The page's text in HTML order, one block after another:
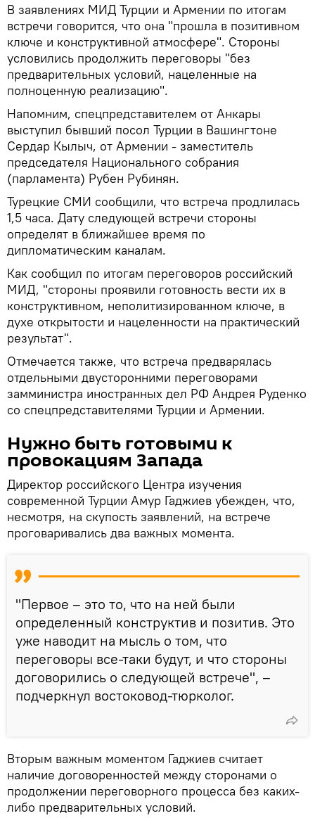
В заявлениях МИД Турции и Армении по итогам
встречи говорится, что она "прошла в позитивном
ключе и конструктивной атмосфере". Стороны
условились продолжить переговоры "без
предварительных условий, нацеленные на
полноценную реализацию".
Напомним, спецпредставителем от Анкары
выступил бывший посол Турции в Вашингтоне
Сердар Кылыч, от Армении - заместитель
председателя Национального собрания
(парламента) Рубен Рубинян.
Турецкие СМИ сообщили, что встреча продлилась
1,5 часа. Дату следующей встречи стороны
определят в ближайшее время по
дипломатическим каналам.
Как сообщил по итогам переговоров российский
МИД, "стороны проявили готовность вести их в
конструктивном, неполитизированном ключе, в
духе открытости и нацеленности на практический
результат".
Отмечается также, что встреча предварялась
отдельными двусторонними переговорами
замминистра иностранных дел РФ Андрея Руденко
со спецпредставителями Турции и Армении.
Нужно быть готовыми к
провокациям Запада
Директор российского Центра изучения
современной Турции Амур Гаджиев убежден, что,
несмотря, на скупость заявлений, на встрече
проговаривались два важных момента.
"Первое – это то, что на ней были
определенный конструктив и позитив. Это
уже наводит на мысль о том, что
переговоры все-таки будут, и что стороны
договорились о следующей встрече", –
подчеркнул востоковод-тюрколог.
Вторым важным моментом Гаджиев считает
наличие договоренностей между сторонами о
продолжении переговорного процесса без каких-
либо предварительных условий.